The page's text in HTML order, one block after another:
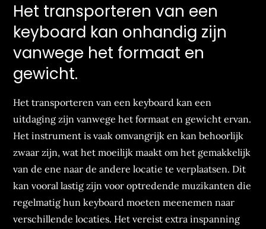
Het transporteren van een
keyboard kan onhandig zijn
vanwege het formaat en
gewicht.
Het transporteren van een keyboard kan een
uitdaging zijn vanwege het formaat en gewicht ervan.
Het instrument is vaak omvangrijk en kan behoorlijk
zwaar zijn, wat het moeilijk maakt om het gemakkelijk
van de ene naar de andere locatie te verplaatsen. Dit
kan vooral lastig zijn voor optredende muzikanten die
regelmatig hun keyboard moeten meenemen naar
verschillende locaties. Het vereist extra inspanning